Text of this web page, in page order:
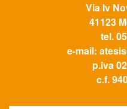
Via Iv
41123
tel.
e-mail:
p.iva
c.f.